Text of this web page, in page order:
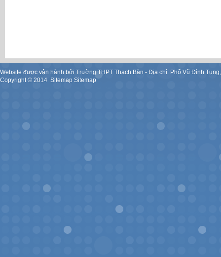
Website được vận hành bởi Trường THPT Thạch Bàn - Địa chỉ: Phố Vũ Đình
Copyright © 2014. Sitemap Sitemap